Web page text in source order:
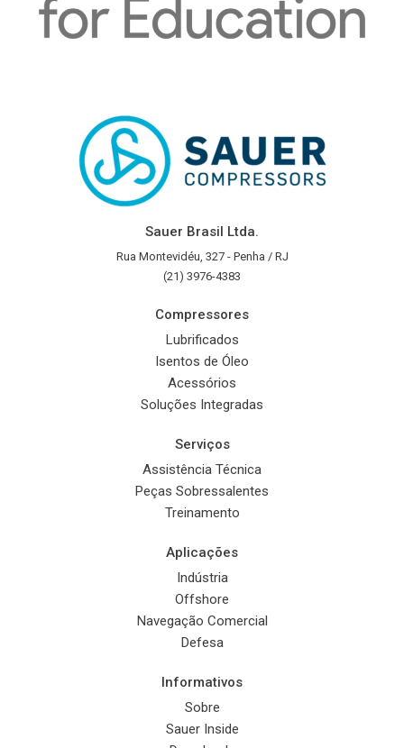
Sauer Brasil Ltda.
Rua Montevidéu, 327 - Penha / RJ
(21) 3976-4383
Compressores
Lubrificados
Isentos de Óleo
Acessórios
Soluções Integradas
Serviços
Assistência Técnica
Peças Sobressalentes
Treinamento
Aplicações
Indústria
Offshore
Navegação Comercial
Defesa
Informativos
Sobre
Sauer Inside